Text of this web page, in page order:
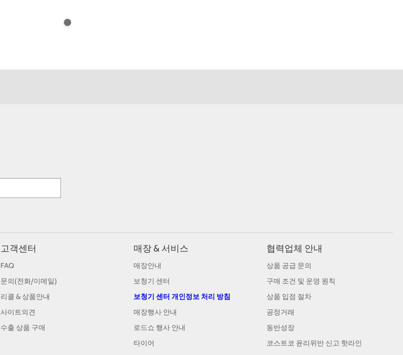
고객센터
FAQ
문의(전화/이메일)
리콜 & 상품안내
사이트의견
수출 상품 구매
매장 & 서비스
매장안내
보청기 센터
보청기 센터 개인정보 처리 방침
매장행사 안내
로드쇼 행사 안내
타이어
협력업체 안내
상품 공급 문의
구매 조건 및 운영 원칙
상품 입점 절차
공정거래
동반성장
코스트코 윤리위반 신고 핫라인